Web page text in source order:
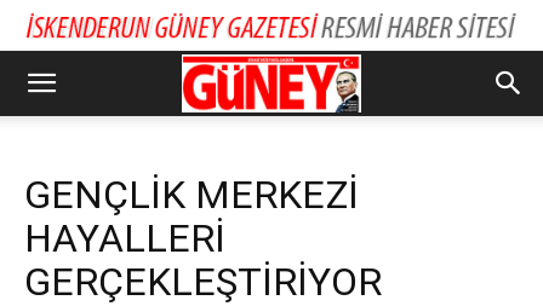
GENÇLİK MERKEZİ
HAYALLERİ
GERÇEKLEŞTİRİYOR